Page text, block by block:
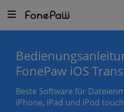
FonePaw iOS
Beste Software für
iPhone, iPad und iPod touch